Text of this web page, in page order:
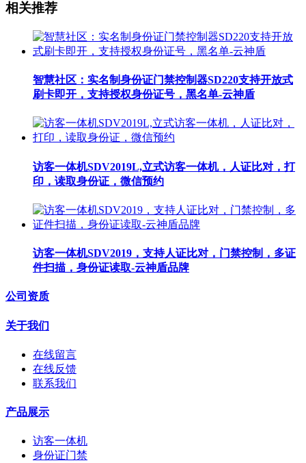
相关推荐
智慧社区：实名制身份证门禁控制器SD220支持开放式
刷卡即开，支持授权身份证号，黑名单-云神盾
访客一体机SDV2019L,立式访客一体机，人证比对，打
印，读取身份证，微信预约
访客一体机SDV2019，支持人证比对，门禁控制，多证
件扫描，身份证读取-云神盾品牌
公司资质
关于我们
在线留言
在线反馈
联系我们
产品展示
访客一体机
身份证门禁